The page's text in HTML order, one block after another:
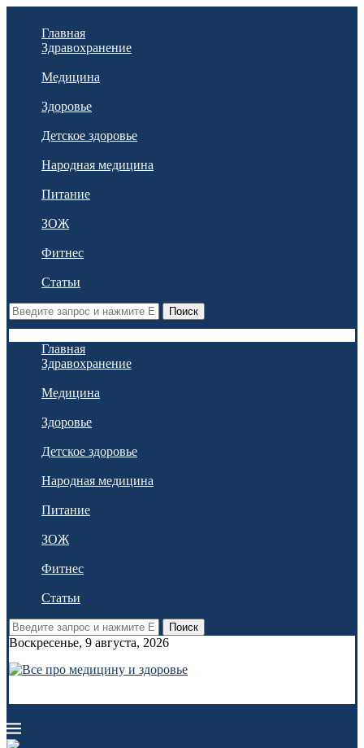
Главная
Здравохранение
Медицина
Здоровье
Детское здоровье
Народная медицина
Питание
ЗОЖ
Фитнес
Статьи
Поиск
Главная
Здравохранение
Медицина
Здоровье
Детское здоровье
Народная медицина
Питание
ЗОЖ
Фитнес
Статьи
Поиск
Воскресенье, 9 августа, 2026